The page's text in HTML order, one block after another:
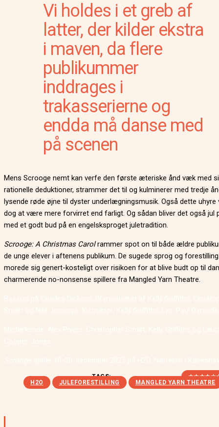
Vi holdes i et greb af
latter, der kilder ekstra
i maven, da flere
publikummer
inddrages i
trakasserierne og
endda må danse med
på scenen
Mens Scrooge nemt kan verfe den første æteriske ånd væk med
rationelle deduktioner, strammer det til og kulminerer med tredje
lysende røde øjne til dyster underlægningsmusik. Også dette uhyre
dog at være mere forvirret end farligt. Og sådan bliver det også jul
med et godt bud på en engelsksproget juletradition.
Scrooge: A Christmas Carolrammer spot on til både ældre
de unge elever i aftenens publikum. De sugede sprog og
morede sig genert-kosteligt over risikoen for at blive budt op til
charmerende no-nonsense spillere fra Mangled Yarn Theatre.
TAGS:
H2O
JULEFORESTILLING MANGLED YARN THEATRE